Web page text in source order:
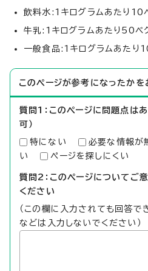
飲料水:1キログラムあたり10
牛乳:1キログラムあたり50ベ
一般食品:1キログラムあたり
このページが参考になったかを
質問1：このページに問題点は
可）
特にない 必要な情報が
い
ページを探しにくい
質問2：このページについてご
ください
（この欄に入力されても回答で
などは入力しないでください）